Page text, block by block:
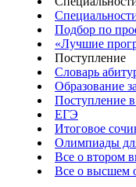
Подбор по
«Лучшие
Поступление
Словарь
Образование
Поступление в
ЕГЭ
Итоговое
Олимпиады
Все о втором
Все о высшем